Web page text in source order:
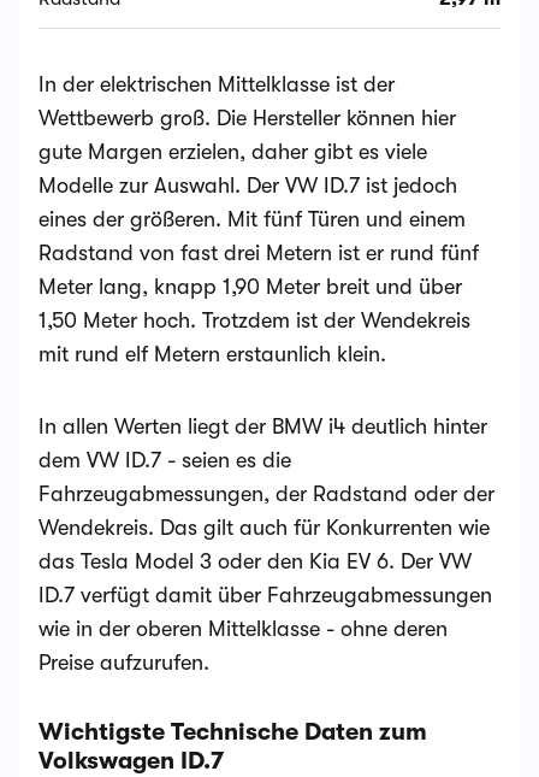
In der elektrischen Mittelklasse ist der
Wettbewerb groß. Die Hersteller können hier
gute Margen erzielen, daher gibt es viele
Modelle zur Auswahl. Der VW ID.7 ist jedoch
eines der größeren. Mit fünf Türen und einem
Radstand von fast drei Metern ist er rund fünf
Meter lang, knapp 1,90 Meter breit und über
1,50 Meter hoch. Trotzdem ist der Wendekreis
mit rund elf Metern erstaunlich klein.
In allen Werten liegt der BMW i4 deutlich hinter
dem VW ID.7 - seien es die
Fahrzeugabmessungen, der Radstand oder der
Wendekreis. Das gilt auch für Konkurrenten wie
das Tesla Model 3 oder den Kia EV 6. Der VW
ID.7 verfügt damit über Fahrzeugabmessungen
wie in der oberen Mittelklasse - ohne deren
Preise aufzurufen.
Wichtigste Technische Daten zum
Volkswagen ID.7